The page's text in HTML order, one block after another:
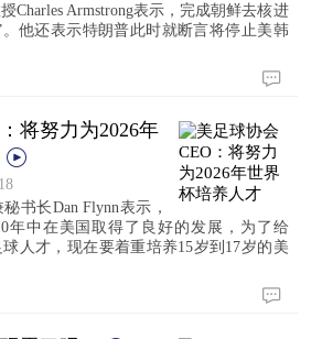
Charles Armstrong表示，完成朝鲜去核进
他还表示特朗普此时就断言将停止美韩
将努力为2026年
书长Dan Flynn表示，
年中在美国取得了良好的发展，为了给
人才，现在要着重培养15岁到17岁的美